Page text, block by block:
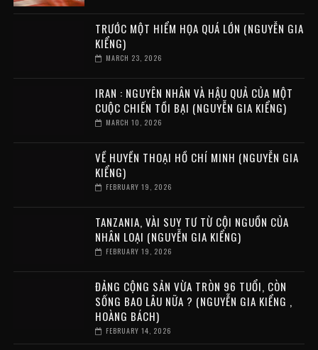
TRƯỚC MỘT HIỂM HỌA QUÁ LỚN (NGUYỄN GIA
KIỂNG)
MARCH 23, 2026
IRAN : NGUYÊN NHÂN VÀ HẬU QUẢ CỦA MỘT
CUỘC CHIẾN TỒI BẠI (NGUYỄN GIA KIỂNG)
MARCH 10, 2026
VỀ HUYỀN THOẠI HỒ CHÍ MINH (NGUYỄN GIA
KIỂNG)
FEBRUARY 19, 2026
TANZANIA, VÀI SUY TƯ TỪ CỘI NGUỒN CỦA
NHÂN LOẠI (NGUYỄN GIA KIỂNG)
FEBRUARY 19, 2026
ĐẢNG CỘNG SẢN VỪA TRÒN 96 TUỔI, CÒN
SỐNG BAO LÂU NỮA ? (NGUYỄN GIA KIỂNG ,
HOÀNG BÁCH)
FEBRUARY 14, 2026